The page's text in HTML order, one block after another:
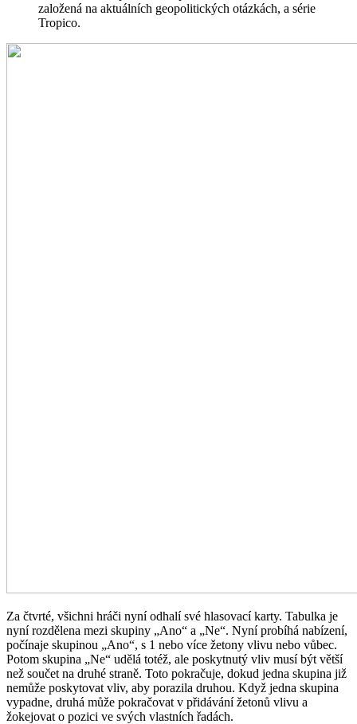
založená na aktuálních geopolitických otázkách, a série
Tropico.
Za čtvrté, všichni hráči nyní odhalí své hlasovací karty. Tabulka je
nyní rozdělena mezi skupiny „Ano“ a „Ne“. Nyní probíhá nabízení,
počínaje skupinou „Ano“, s 1 nebo více žetony vlivu nebo vůbec.
Potom skupina „Ne“ udělá totéž, ale poskytnutý vliv musí být větší
než součet na druhé straně. Toto pokračuje, dokud jedna skupina již
nemůže poskytovat vliv, aby porazila druhou. Když jedna skupina
vypadne, druhá může pokračovat v přidávání žetonů vlivu a
žokejovat o pozici ve svých vlastních řadách.